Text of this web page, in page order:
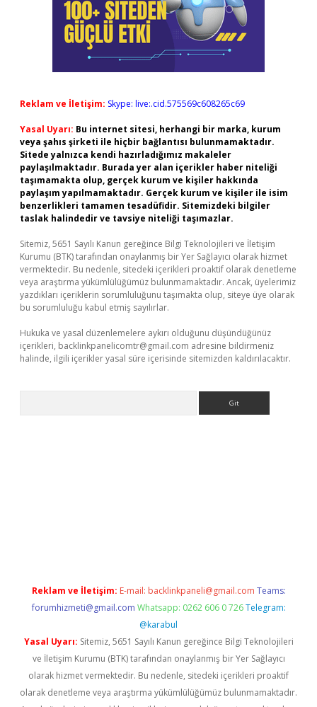
Reklam ve İletişim: Skype: live:.cid.575569c608265c69
Yasal Uyarı: Bu internet sitesi, herhangi bir marka, kurum
veya şahıs şirketi ile hiçbir bağlantısı bulunmamaktadır.
Sitede yalnızca kendi hazırladığımız makaleler
paylaşılmaktadır. Burada yer alan içerikler haber niteliği
taşımamakta olup, gerçek kurum ve kişiler hakkında
paylaşım yapılmamaktadır. Gerçek kurum ve kişiler ile isim
benzerlikleri tamamen tesadüfidir. Sitemizdeki bilgiler
taslak halindedir ve tavsiye niteliği taşımazlar.
Sitemiz, 5651 Sayılı Kanun gereğince Bilgi Teknolojileri ve İletişim
Kurumu (BTK) tarafından onaylanmış bir Yer Sağlayıcı olarak hizmet
vermektedir. Bu nedenle, sitedeki içerikleri proaktif olarak denetleme
veya araştırma yükümlülüğümüz bulunmamaktadır. Ancak, üyelerimiz
yazdıkları içeriklerin sorumluluğunu taşımakta olup, siteye üye olarak
bu sorumluluğu kabul etmiş sayılırlar.
Hukuka ve yasal düzenlemelere aykırı olduğunu düşündüğünüz
içerikleri, backlinkpanelicomtr@gmail.com adresine bildirmeniz
halinde, ilgili içerikler yasal süre içerisinde sitemizden kaldırılacaktır.
Reklam ve İletişim: E-mail: backlinkpaneli@gmail.com Teams:
forumhizmeti@gmail.com Whatsapp: 0262 606 0 726 Telegram:
@karabul
Yasal Uyarı: Sitemiz, 5651 Sayılı Kanun gereğince Bilgi Teknolojileri
ve İletişim Kurumu (BTK) tarafından onaylanmış bir Yer Sağlayıcı
olarak hizmet vermektedir. Bu nedenle, sitedeki içerikleri proaktif
olarak denetleme veya araştırma yükümlülüğümüz bulunmamaktadır.